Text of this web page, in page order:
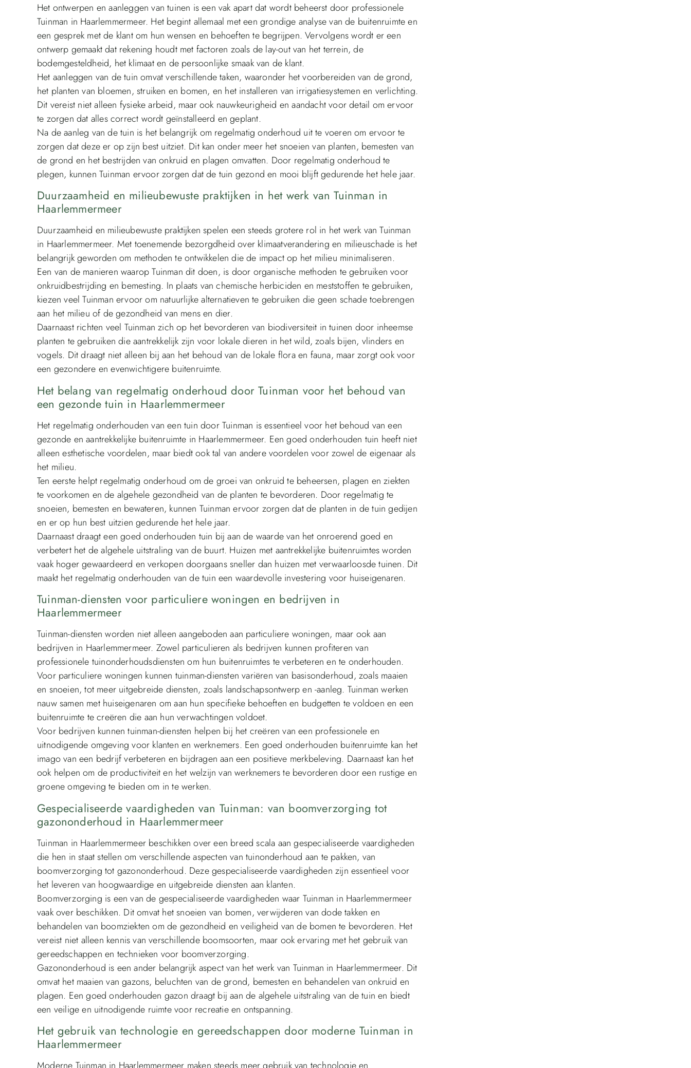
Het ontwerpen en aanleggen van tuinen is een vak apart dat wordt beheerst door professionele
Tuinman in Haarlemmermeer. Het begint allemaal met een grondige analyse van de buitenruimte en
een gesprek met de klant om hun wensen en behoeften te begrijpen. Vervolgens wordt er een
ontwerp gemaakt dat rekening houdt met factoren zoals de lay-out van het terrein, de
bodemgesteldheid, het klimaat en de persoonlijke smaak van de klant.
Het aanleggen van de tuin omvat verschillende taken, waaronder het voorbereiden van de grond,
het planten van bloemen, struiken en bomen, en het installeren van irrigatiesystemen en verlichting.
Dit vereist niet alleen fysieke arbeid, maar ook nauwkeurigheid en aandacht voor detail om ervoor
te zorgen dat alles correct wordt geïnstalleerd en geplant.
Na de aanleg van de tuin is het belangrijk om regelmatig onderhoud uit te voeren om ervoor te
zorgen dat deze er op zijn best uitziet. Dit kan onder meer het snoeien van planten, bemesten van
de grond en het bestrijden van onkruid en plagen omvatten. Door regelmatig onderhoud te
plegen, kunnen Tuinman ervoor zorgen dat de tuin gezond en mooi blijft gedurende het hele jaar.
Duurzaamheid en milieubewuste praktijken in het werk van Tuinman in
Haarlemmermeer
Duurzaamheid en milieubewuste praktijken spelen een steeds grotere rol in het werk van Tuinman
in Haarlemmermeer. Met toenemende bezorgdheid over klimaatverandering en milieuschade is het
belangrijk geworden om methoden te ontwikkelen die de impact op het milieu minimaliseren.
Een van de manieren waarop Tuinman dit doen, is door organische methoden te gebruiken voor
onkruidbestrijding en bemesting. In plaats van chemische herbiciden en meststoffen te gebruiken,
kiezen veel Tuinman ervoor om natuurlijke alternatieven te gebruiken die geen schade toebrengen
aan het milieu of de gezondheid van mens en dier.
Daarnaast richten veel Tuinman zich op het bevorderen van biodiversiteit in tuinen door inheemse
planten te gebruiken die aantrekkelijk zijn voor lokale dieren in het wild, zoals bijen, vlinders en
vogels. Dit draagt niet alleen bij aan het behoud van de lokale flora en fauna, maar zorgt ook voor
een gezondere en evenwichtigere buitenruimte.
Het belang van regelmatig onderhoud door Tuinman voor het behoud van
een gezonde tuin in Haarlemmermeer
Het regelmatig onderhouden van een tuin door Tuinman is essentieel voor het behoud van een
gezonde en aantrekkelijke buitenruimte in Haarlemmermeer. Een goed onderhouden tuin heeft niet
alleen esthetische voordelen, maar biedt ook tal van andere voordelen voor zowel de eigenaar als
het milieu.
Ten eerste helpt regelmatig onderhoud om de groei van onkruid te beheersen, plagen en ziekten
te voorkomen en de algehele gezondheid van de planten te bevorderen. Door regelmatig te
snoeien, bemesten en bewateren, kunnen Tuinman ervoor zorgen dat de planten in de tuin gedijen
en er op hun best uitzien gedurende het hele jaar.
Daarnaast draagt een goed onderhouden tuin bij aan de waarde van het onroerend goed en
verbetert het de algehele uitstraling van de buurt. Huizen met aantrekkelijke buitenruimtes worden
vaak hoger gewaardeerd en verkopen doorgaans sneller dan huizen met verwaarloosde tuinen. Dit
maakt het regelmatig onderhouden van de tuin een waardevolle investering voor huiseigenaren.
Tuinman-diensten voor particuliere woningen en bedrijven in
Haarlemmermeer
Tuinman-diensten worden niet alleen aangeboden aan particuliere woningen, maar ook aan
bedrijven in Haarlemmermeer. Zowel particulieren als bedrijven kunnen profiteren van
professionele tuinonderhoudsdiensten om hun buitenruimtes te verbeteren en te onderhouden.
Voor particuliere woningen kunnen tuinman-diensten variëren van basisonderhoud, zoals maaien
en snoeien, tot meer uitgebreide diensten, zoals landschapsontwerp en -aanleg. Tuinman werken
nauw samen met huiseigenaren om aan hun specifieke behoeften en budgetten te voldoen en een
buitenruimte te creëren die aan hun verwachtingen voldoet.
Voor bedrijven kunnen tuinman-diensten helpen bij het creëren van een professionele en
uitnodigende omgeving voor klanten en werknemers. Een goed onderhouden buitenruimte kan het
imago van een bedrijf verbeteren en bijdragen aan een positieve merkbeleving. Daarnaast kan het
ook helpen om de productiviteit en het welzijn van werknemers te bevorderen door een rustige en
groene omgeving te bieden om in te werken.
Gespecialiseerde vaardigheden van Tuinman: van boomverzorging tot
gazononderhoud in Haarlemmermeer
Tuinman in Haarlemmermeer beschikken over een breed scala aan gespecialiseerde vaardigheden
die hen in staat stellen om verschillende aspecten van tuinonderhoud aan te pakken, van
boomverzorging tot gazononderhoud. Deze gespecialiseerde vaardigheden zijn essentieel voor
het leveren van hoogwaardige en uitgebreide diensten aan klanten.
Boomverzorging is een van de gespecialiseerde vaardigheden waar Tuinman in Haarlemmermeer
vaak over beschikken. Dit omvat het snoeien van bomen, verwijderen van dode takken en
behandelen van boomziekten om de gezondheid en veiligheid van de bomen te bevorderen. Het
vereist niet alleen kennis van verschillende boomsoorten, maar ook ervaring met het gebruik van
gereedschappen en technieken voor boomverzorging.
Gazononderhoud is een ander belangrijk aspect van het werk van Tuinman in Haarlemmermeer. Dit
omvat het maaien van gazons, beluchten van de grond, bemesten en behandelen van onkruid en
plagen. Een goed onderhouden gazon draagt bij aan de algehele uitstraling van de tuin en biedt
een veilige en uitnodigende ruimte voor recreatie en ontspanning.
Het gebruik van technologie en gereedschappen door moderne Tuinman in
Haarlemmermeer